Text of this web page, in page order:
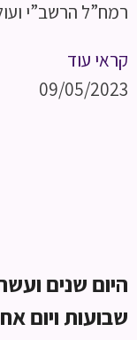
רמח”ל הרשב”י
קראי עוד
09/05/2023
היום שנים
שבועות ויום